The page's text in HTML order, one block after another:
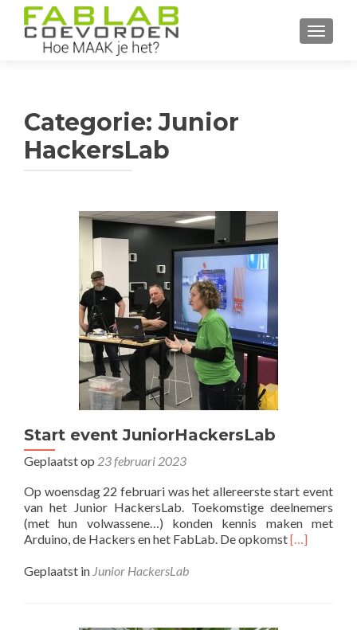
Categorie:Junior
HackersLab
Start event JuniorHackersLab
Geplaatst op 23 februari 2023
Op woensdag 22 februari was het allereerste start event
van het Junior HackersLab. Toekomstige deelnemers
(met hun volwassene…) konden kennis maken met
Arduino, de Hackers en het FabLab. De opkomstLees
[…]
Geplaatst in Junior HackersLab